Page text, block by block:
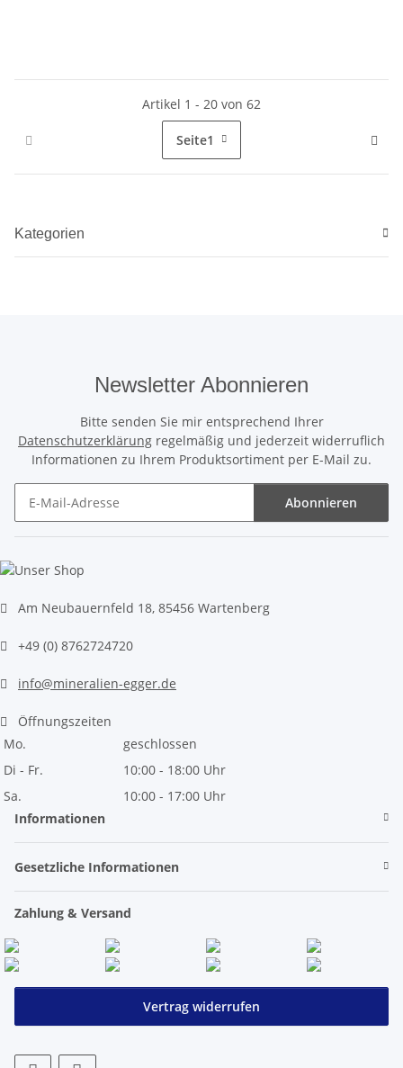
Artikel 1 - 20 von 62
Seite1
Kategorien
Newsletter Abonnieren
Bitte senden Sie mir entsprechend Ihrer
Datenschutzerklärung regelmäßig und jederzeit widerruflich
Informationen zu Ihrem Produktsortiment per E-Mail zu.
Abonnieren
Am Neubauernfeld 18, 85456 Wartenberg
+49 (0) 8762724720
info@mineralien-egger.de
Öffnungszeiten
Mo.
geschlossen
Di - Fr.
10:00 - 18:00 Uhr
Sa.
10:00 - 17:00 Uhr
Informationen
Gesetzliche Informationen
Zahlung & Versand
Vertrag widerrufen